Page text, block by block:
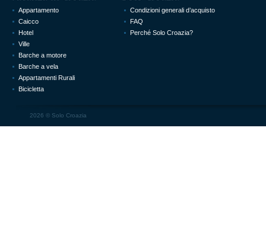
Appartamento
Caicco
Hotel
Ville
Barche a motore
Barche a vela
Appartamenti Rurali
Bicicletta
Condizioni generali d’acquisto
FAQ
Perché Solo Croazia?
2026 © Solo Croazia